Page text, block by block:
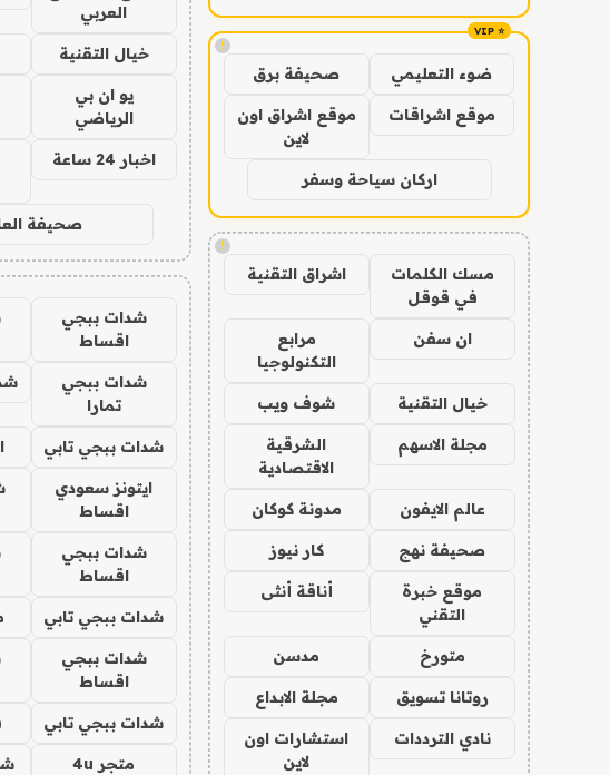
!
ضوء التعليمي صحيفة برق
موقع اشراقات
موقع اشراق اون
لاين
اركان سياحة وسفر
!
مسك الكلمات
في قوقل
اشراق التقنية
ان سفن
مرابع
التكنولوجيا
خيال التقنية شوف ويب
مجلة الاسهم
الشرقية
الاقتصادية
عالم الايفون مدونة كوكان
صحيفة نهج كار نيوز
موقع خبرة
التقني
أناقة أنثى
متورخ مدسن
روتانا تسويق مجلة الابداع
نادي الترددات
استشارات اون
لاين
العربي
خيال التقنية
يو ان بي
الرياضي
اخبار 24 ساعة
صحيفة
شدات ببجي
اقساط
شدات ببجي
تمارا
شدات ببجي تابي
ايتونز سعودي
اقساط
شدات ببجي
اقساط
شدات ببجي تابي
شدات ببجي
اقساط
شدات ببجي تابي
متجر 4u